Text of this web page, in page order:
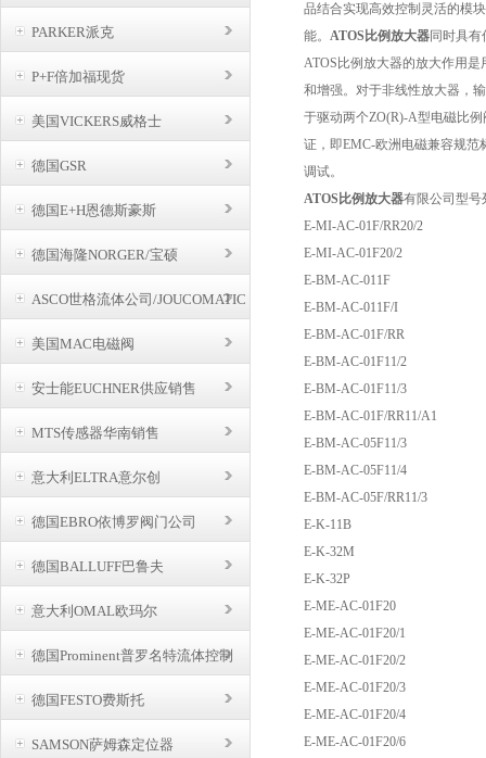
PARKER派克
P+F倍加福现货
美国VICKERS威格士
德国GSR
德国E+H恩德斯豪斯
德国海隆NORGER/宝硕
BUSCHJOST
ASCO世格流体公司/JOUCOMATIC
美国MAC电磁阀
安士能EUCHNER供应销售
MTS传感器华南销售
意大利ELTRA意尔创
德国EBRO依博罗阀门公司
德国BALLUFF巴鲁夫
意大利OMAL欧玛尔
德国Prominent普罗名特流体控制
德国FESTO费斯托
SAMSON萨姆森定位器
品结合实现高效控制灵活的模
能。 ATOS比例放大器同时具
ATOS比例放大器的放大作用
和增强。对于非线性放大器，
于驱动两个ZO(R)-A型电磁比
证，即EMC-欧洲电磁兼容规
调试。
ATOS比例放大器有限公司型号
E-MI-AC-01F/RR20/2
E-MI-AC-01F20/2
E-BM-AC-011F
E-BM-AC-011F/I
E-BM-AC-01F/RR
E-BM-AC-01F11/2
E-BM-AC-01F11/3
E-BM-AC-01F/RR11/A1
E-BM-AC-05F11/3
E-BM-AC-05F11/4
E-BM-AC-05F/RR11/3
E-K-11B
E-K-32M
E-K-32P
E-ME-AC-01F20
E-ME-AC-01F20/1
E-ME-AC-01F20/2
E-ME-AC-01F20/3
E-ME-AC-01F20/4
E-ME-AC-01F20/6